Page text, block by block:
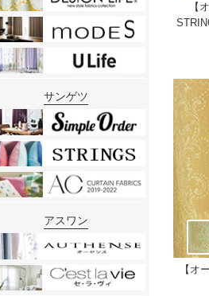
【
【オ
サンゲツ
アスワン